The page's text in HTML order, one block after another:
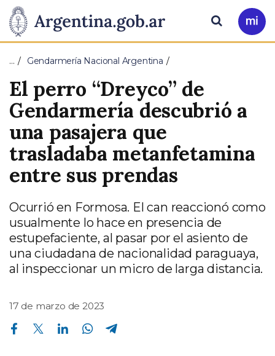
Presidencia
de
la
Nación
Pasar al contenido principal
Ir
a
Buscar
… Gendarmería Nacional Argentina
El perro “Dreyco” de
Gendarmería descubrió a
una pasajera que
trasladaba metanfetamina
entre sus prendas
Ocurrió en Formosa. El can reaccionó como
usualmente lo hace en presencia de
estupefaciente, al pasar por el asiento de
una ciudadana de nacionalidad paraguaya,
al inspeccionar un micro de larga distancia.
17 de marzo de 2023
Compartir en Facebook Compartir en Twitter Compartir en Linkedin Compartir en Whatsapp